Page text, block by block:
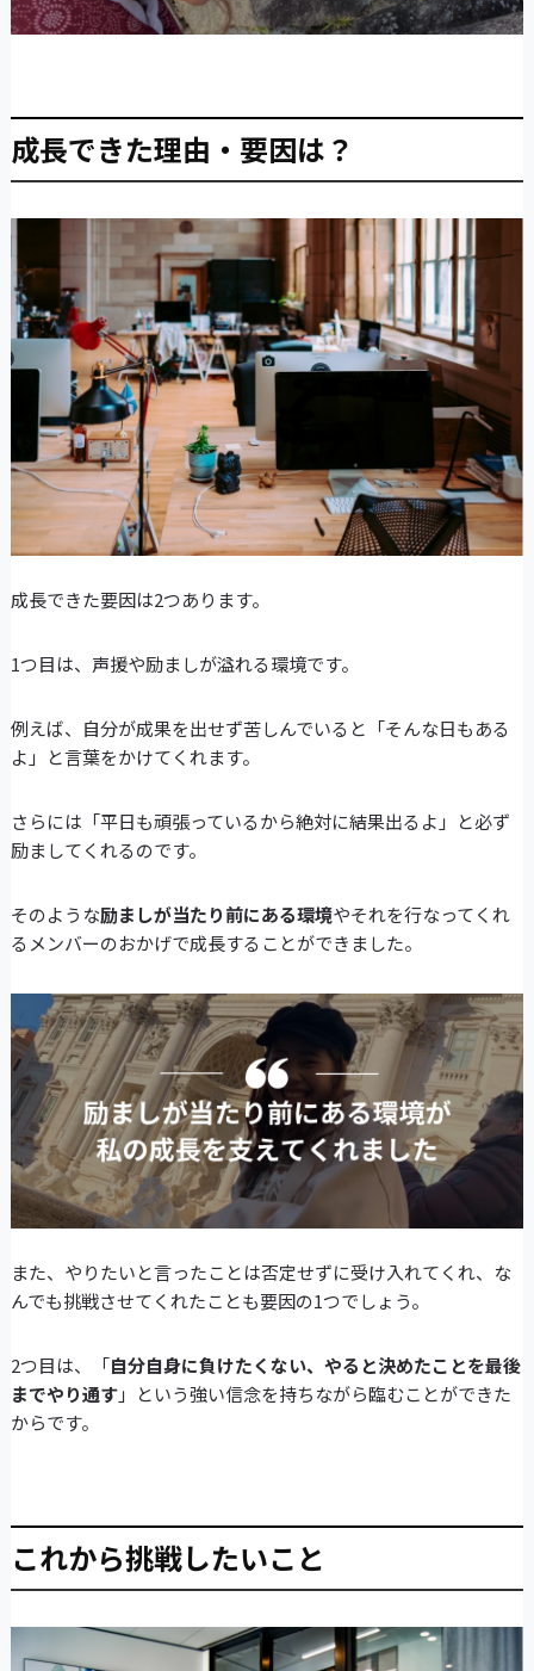
成長できた理由・要因は？
成長できた要因は2つあります。
1つ目は、声援や励ましが溢れる環境です。
例えば、自分が成果を出せず苦しんでいると「そんな日もある
よ」と言葉をかけてくれます。
さらには「平日も頑張っているから絶対に結果出るよ」と必ず
励ましてくれるのです。
そのような励ましが当たり前にある環境やそれを行なってくれ
るメンバーのおかげで成長することができました。
また、やりたいと言ったことは否定せずに受け入れてくれ、な
んでも挑戦させてくれたことも要因の1つでしょう。
2つ目は、「自分自身に負けたくない、やると決めたことを最後
までやり通す」という強い信念を持ちながら臨むことができた
からです。
これから挑戦したいこと